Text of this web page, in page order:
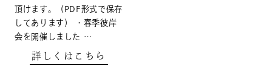
頂けます。（PDF形式で保存
してあります） ・春季彼岸
会を開催しました …
詳しくはこちら